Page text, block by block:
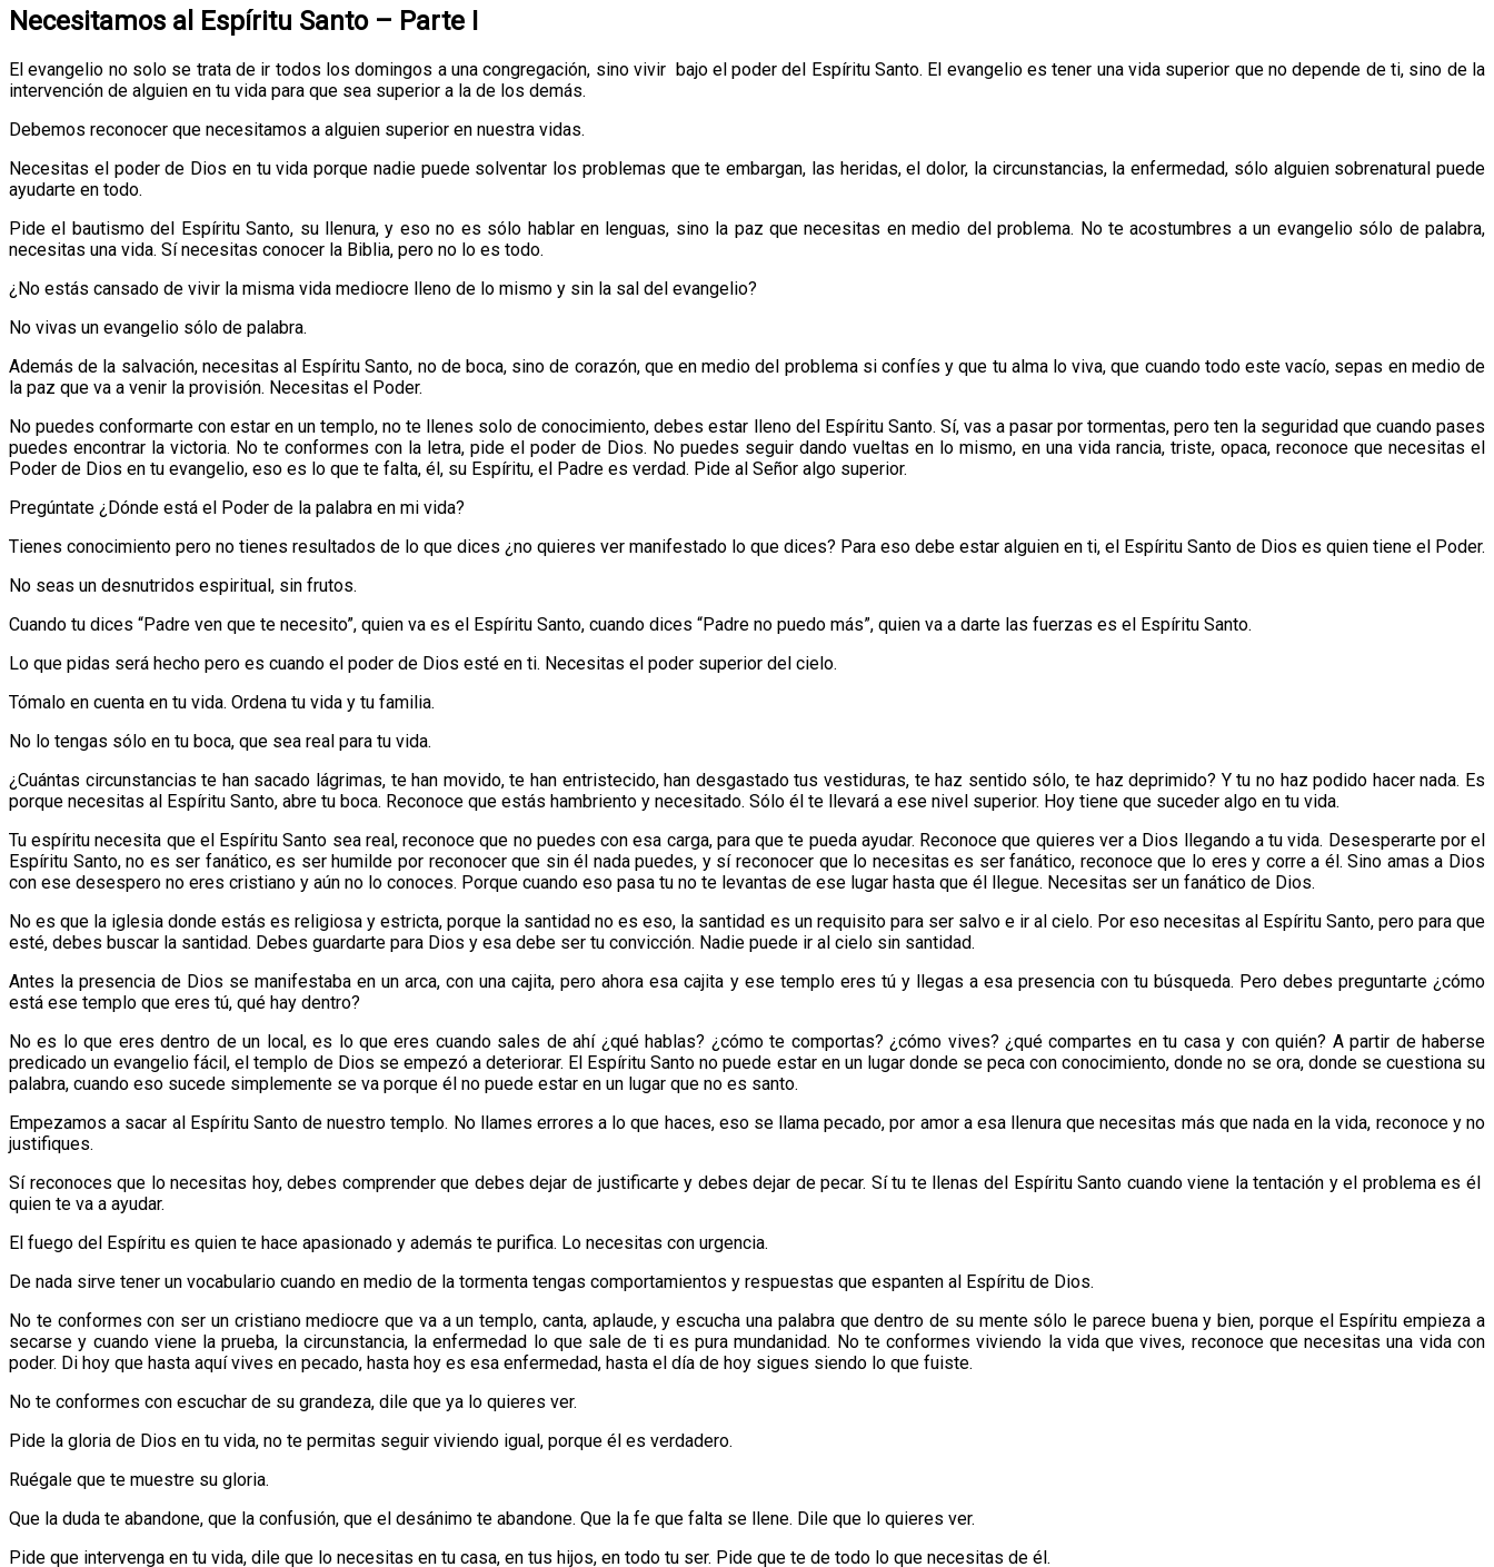
Necesitamos al Espíritu Santo – Parte I
El evangelio no solo se trata de ir todos los domingos a una congregación, sino vivir bajo el poder del Espíritu Santo. El evangelio es tener una vida superior que no depende de ti, sino de la
intervención de alguien en tu vida para que sea superior a la de los demás.
Debemos reconocer que necesitamos a alguien superior en nuestra vidas.
Necesitas el poder de Dios en tu vida porque nadie puede solventar los problemas que te embargan, las heridas, el dolor, la circunstancias, la enfermedad, sólo alguien sobrenatural puede
ayudarte en todo.
Pide el bautismo del Espíritu Santo, su llenura, y eso no es sólo hablar en lenguas, sino la paz que necesitas en medio del problema. No te acostumbres a un evangelio sólo de palabra,
necesitas una vida. Sí necesitas conocer la Biblia, pero no lo es todo.
¿No estás cansado de vivir la misma vida mediocre lleno de lo mismo y sin la sal del evangelio?
No vivas un evangelio sólo de palabra.
Además de la salvación, necesitas al Espíritu Santo, no de boca, sino de corazón, que en medio del problema si confíes y que tu alma lo viva, que cuando todo este vacío, sepas en medio de
la paz que va a venir la provisión. Necesitas el Poder.
No puedes conformarte con estar en un templo, no te llenes solo de conocimiento, debes estar lleno del Espíritu Santo. Sí, vas a pasar por tormentas, pero ten la seguridad que cuando pases
puedes encontrar la victoria. No te conformes con la letra, pide el poder de Dios. No puedes seguir dando vueltas en lo mismo, en una vida rancia, triste, opaca, reconoce que necesitas el
Poder de Dios en tu evangelio, eso es lo que te falta, él, su Espíritu, el Padre es verdad. Pide al Señor algo superior.
Pregúntate ¿Dónde está el Poder de la palabra en mi vida?
Tienes conocimiento pero no tienes resultados de lo que dices ¿no quieres ver manifestado lo que dices? Para eso debe estar alguien en ti, el Espíritu Santo de Dios es quien tiene el Poder.
No seas un desnutridos espiritual, sin frutos.
Cuando tu dices “Padre ven que te necesito”, quien va es el Espíritu Santo, cuando dices “Padre no puedo más”, quien va a darte las fuerzas es el Espíritu Santo.
Lo que pidas será hecho pero es cuando el poder de Dios esté en ti. Necesitas el poder superior del cielo.
Tómalo en cuenta en tu vida. Ordena tu vida y tu familia.
No lo tengas sólo en tu boca, que sea real para tu vida.
¿Cuántas circunstancias te han sacado lágrimas, te han movido, te han entristecido, han desgastado tus vestiduras, te haz sentido sólo, te haz deprimido? Y tu no haz podido hacer nada. Es
porque necesitas al Espíritu Santo, abre tu boca. Reconoce que estás hambriento y necesitado. Sólo él te llevará a ese nivel superior. Hoy tiene que suceder algo en tu vida.
Tu espíritu necesita que el Espíritu Santo sea real, reconoce que no puedes con esa carga, para que te pueda ayudar. Reconoce que quieres ver a Dios llegando a tu vida. Desesperarte por el
Espíritu Santo, no es ser fanático, es ser humilde por reconocer que sin él nada puedes, y sí reconocer que lo necesitas es ser fanático, reconoce que lo eres y corre a él. Sino amas a Dios
con ese desespero no eres cristiano y aún no lo conoces. Porque cuando eso pasa tu no te levantas de ese lugar hasta que él llegue. Necesitas ser un fanático de Dios.
No es que la iglesia donde estás es religiosa y estricta, porque la santidad no es eso, la santidad es un requisito para ser salvo e ir al cielo. Por eso necesitas al Espíritu Santo, pero para que
esté, debes buscar la santidad. Debes guardarte para Dios y esa debe ser tu convicción. Nadie puede ir al cielo sin santidad.
Antes la presencia de Dios se manifestaba en un arca, con una cajita, pero ahora esa cajita y ese templo eres tú y llegas a esa presencia con tu búsqueda. Pero debes preguntarte ¿cómo
está ese templo que eres tú, qué hay dentro?
No es lo que eres dentro de un local, es lo que eres cuando sales de ahí ¿qué hablas? ¿cómo te comportas? ¿cómo vives? ¿qué compartes en tu casa y con quién? A partir de haberse
predicado un evangelio fácil, el templo de Dios se empezó a deteriorar. El Espíritu Santo no puede estar en un lugar donde se peca con conocimiento, donde no se ora, donde se cuestiona su
palabra, cuando eso sucede simplemente se va porque él no puede estar en un lugar que no es santo.
Empezamos a sacar al Espíritu Santo de nuestro templo. No llames errores a lo que haces, eso se llama pecado, por amor a esa llenura que necesitas más que nada en la vida, reconoce y no
justifiques.
Sí reconoces que lo necesitas hoy, debes comprender que debes dejar de justificarte y debes dejar de pecar. Sí tu te llenas del Espíritu Santo cuando viene la tentación y el problema es él
quien te va a ayudar.
El fuego del Espíritu es quien te hace apasionado y además te purifica. Lo necesitas con urgencia.
De nada sirve tener un vocabulario cuando en medio de la tormenta tengas comportamientos y respuestas que espanten al Espíritu de Dios.
No te conformes con ser un cristiano mediocre que va a un templo, canta, aplaude, y escucha una palabra que dentro de su mente sólo le parece buena y bien, porque el Espíritu empieza a
secarse y cuando viene la prueba, la circunstancia, la enfermedad lo que sale de ti es pura mundanidad. No te conformes viviendo la vida que vives, reconoce que necesitas una vida con
poder. Di hoy que hasta aquí vives en pecado, hasta hoy es esa enfermedad, hasta el día de hoy sigues siendo lo que fuiste.
No te conformes con escuchar de su grandeza, dile que ya lo quieres ver.
Pide la gloria de Dios en tu vida, no te permitas seguir viviendo igual, porque él es verdadero.
Ruégale que te muestre su gloria.
Que la duda te abandone, que la confusión, que el desánimo te abandone. Que la fe que falta se llene. Dile que lo quieres ver.
Pide que intervenga en tu vida, dile que lo necesitas en tu casa, en tus hijos, en todo tu ser. Pide que te de todo lo que necesitas de él.